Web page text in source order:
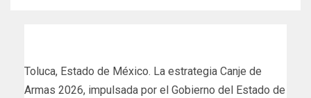
Toluca, Estado de México. La estrategia Canje de
Armas 2026, impulsada por el Gobierno del Estado de